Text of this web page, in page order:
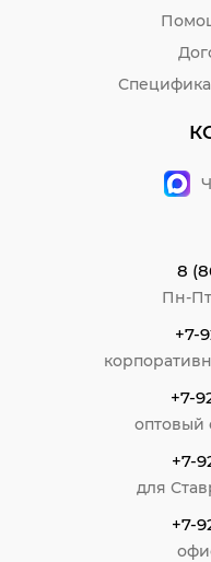
8
Пн-
+7-
+7-
оптовый
+7-
для
+7-